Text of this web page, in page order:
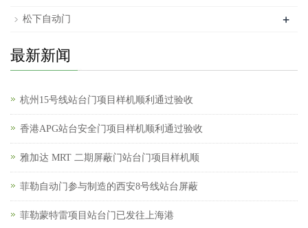
松下自动门 +
最新新闻
杭州15号线站台门项目样机顺利通过验收
香港APG站台安全门项目样机顺利通过验收
雅加达 MRT 二期屏蔽门站台门项目样机顺
菲勒自动门参与制造的西安8号线站台屏蔽
菲勒蒙特雷项目站台门已发往上海港